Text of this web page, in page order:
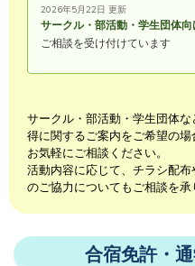
2026年5月22日 更新
サークル・部活動・学生団体
ご相談を受け付けています
サークル・部活動・学生団体
得に関するご案内をご希望の場
お気軽にご相談ください。
活動内容に応じて、チラシ配
のご協力についてもご相談を承
合宿免許・